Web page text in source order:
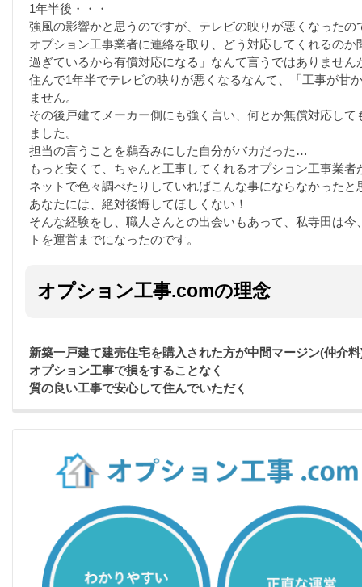
1年半後・・・
強風の影響かと思うのですが、テレビの映りが悪くなったの
オプション工事業者に連絡を取り、どう対応してくれるの
過ぎているから有償対応になる」なんて言うではありません
住んで1年半でテレビの映りが悪くなるなんて、「工事が甘
ません。
その後戸建てメーカー側にも強く言い、何とか無償対応し
ました。
担当の言うことを鵜呑みにした自分がバカだった…
もっと安くて、ちゃんと工事してくれるオプション工事業
ネットで色々調べたりしていればこんな事にならなかった
あなたには、絶対後悔してほしくない！
そんな経験をし、職人さんとの出会いもあって、私寺田は
トを運営までになったのです。
オプション工事.comの理念
新築一戸建て建売住宅を購入された方が中間マージン(仲介
オプション工事で損をすることなく
質の良い工事で安心して住んでいただく